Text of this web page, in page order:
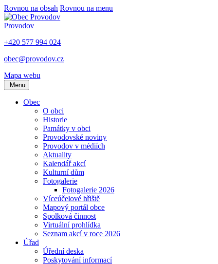
Rovnou na obsah Rovnou na menu
Provodov
+420 577 994 024
obec@provodov.cz
Mapa webu
Menu
Obec
O obci
Historie
Památky v obci
Provodovské noviny
Provodov v médiích
Aktuality
Kalendář akcí
Kulturní dům
Fotogalerie
Fotogalerie 2026
Víceúčelové hřiště
Mapový portál obce
Spolková činnost
Virtuální prohlídka
Seznam akcí v roce 2026
Úřad
Úřední deska
Poskytování informací